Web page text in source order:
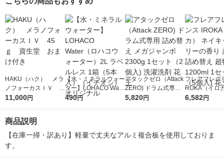
HAKU（ハク） メラ
ノフォーカスＩＶ 4
5ｇ 資生堂 おまけ
11,000円
【水・ミネラルウォー
ター】LOHACO Wate
r（ロハコウォータ
490円
アタックゼロ（Attack
ZERO) ドラム式専用
詰め替え メガジャン
5,820円
フレアフレグ
ROKA（イロ
イキッドリリ
6,582円
商品説明
【在庫一掃・訳あり】軽量で丈夫なアルミ複合板を使用しておりま
す。